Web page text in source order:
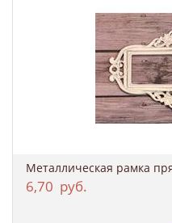
Металлическая рамка
6,70 руб.